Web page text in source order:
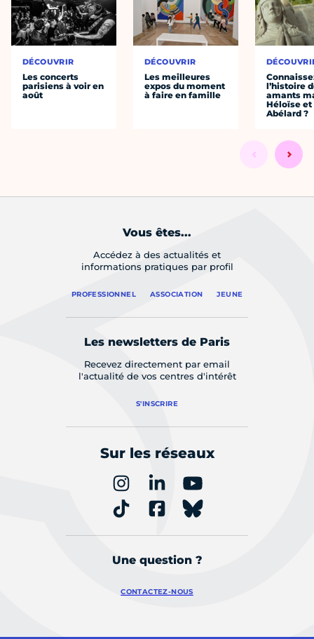
DÉCOUVRIR
Les concerts
parisiens à voir en
août
DÉCOUVRIR
Les meilleures
expos du moment
à faire en famille
l’histoire
amants
Héloïse et
Abélard ?
Vous êtes...
Accédez à des actualités et
informations pratiques par profil
PROFESSIONNEL ASSOCIATION JEUNE
Les newsletters de Paris
Recevez directement par email
l'actualité de vos centres d'intérêt
S'INSCRIRE
Sur les réseaux
Une question ?
CONTACTEZ-NOUS